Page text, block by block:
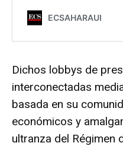
Dichos lobbys de
interconectadas
basada en su
económicos y
ultranza del Régimen